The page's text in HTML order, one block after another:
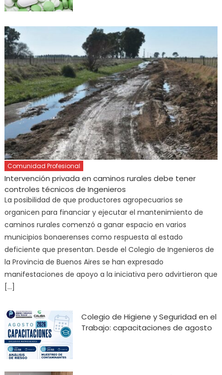
Comunidad Profesional
Intervención privada en caminos rurales debe tener
controles técnicos de Ingenieros
La posibilidad de que productores agropecuarios se
organicen para financiar y ejecutar el mantenimiento de
caminos rurales comenzó a ganar espacio en varios
municipios bonaerenses como respuesta al estado
deficiente que presentan. Desde el Colegio de Ingenieros de
la Provincia de Buenos Aires se han expresado
manifestaciones de apoyo a la iniciativa pero advirtieron que
[…]
Colegio de Higiene y Seguridad en el
Trabajo: capacitaciones de agosto